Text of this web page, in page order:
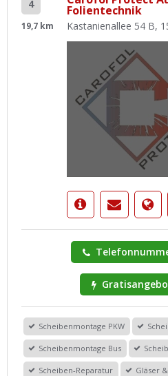
4
19,7 km
Folientechnik
Kastanienallee 54 B,
Scheibenmontage PKW
Scheibenmontage Bus
Scheiben-Reparatur Gläser